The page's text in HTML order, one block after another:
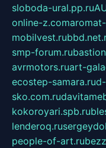
sloboda-ural.pp.ru
online-z.com
mobilvest.ru
smp-forum.ru
avrmotors.ruart-
ecostep-samara.ru
sko.com.ru
kokoroyari.spb.ru
lenderoq.ru
people-of-art.ru